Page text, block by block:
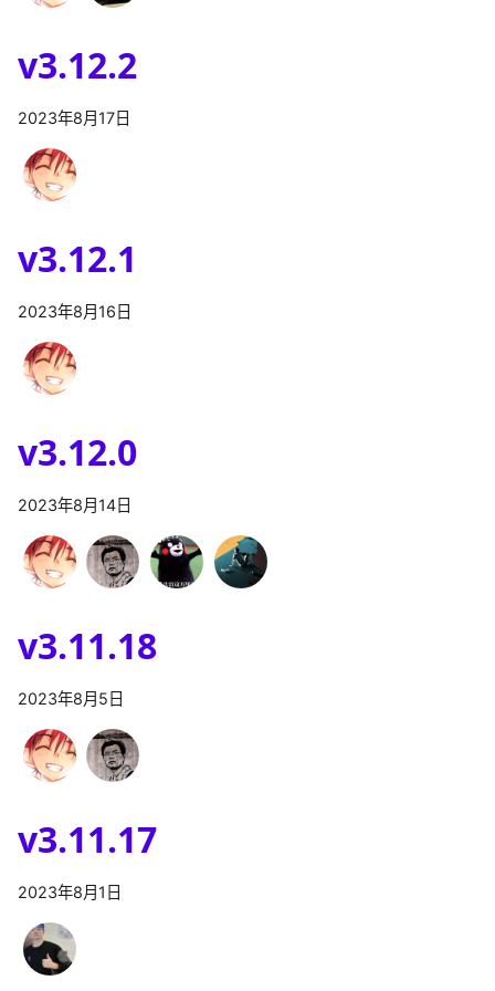
v3.12.2
2023年8月17日
v3.12.1
2023年8月16日
v3.12.0
2023年8月14日
v3.11.18
2023年8月5日
v3.11.17
2023年8月1日